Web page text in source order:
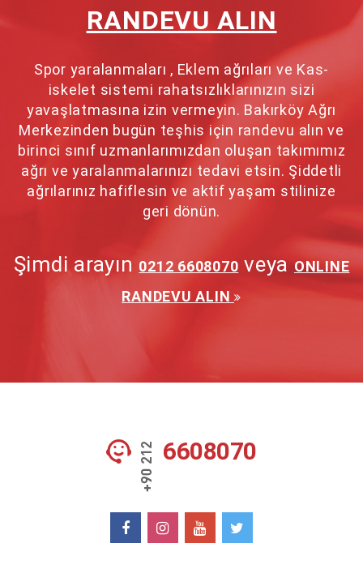
RANDEVU ALIN
Spor yaralanmaları , Eklem ağrıları ve Kas-
iskelet sistemi rahatsızlıklarınızın sizi
yavaşlatmasına izin vermeyin. Bakırköy Ağrı
Merkezinden bugün teşhis için randevu alın ve
birinci sınıf uzmanlarımızdan oluşan takımımız
ağrı ve yaralanmalarınızı tedavi etsin. Şiddetli
ağrılarınız hafiflesin ve aktif yaşam stilinize
geri dönün.
Şimdi arayın 0212 6608070 veyaONLINE
RANDEVU ALIN
6608070